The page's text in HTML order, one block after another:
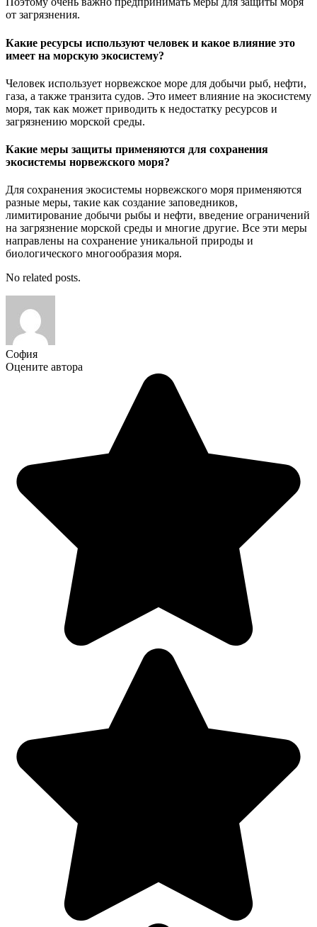
от загрязнения.
Какие ресурсы используют человек и какое влияние это
имеет на морскую экосистему?
Человек использует норвежское море для добычи рыб, нефти,
газа, а также транзита судов. Это имеет влияние на экосистему
моря, так как может приводить к недостатку ресурсов и
загрязнению морской среды.
Какие меры защиты применяются для сохранения
экосистемы норвежского моря?
Для сохранения экосистемы норвежского моря применяются
разные меры, такие как создание заповедников,
лимитирование добычи рыбы и нефти, введение ограничений
на загрязнение морской среды и многие другие. Все эти меры
направлены на сохранение уникальной природы и
биологического многообразия моря.
No related posts.
София
Оцените автора